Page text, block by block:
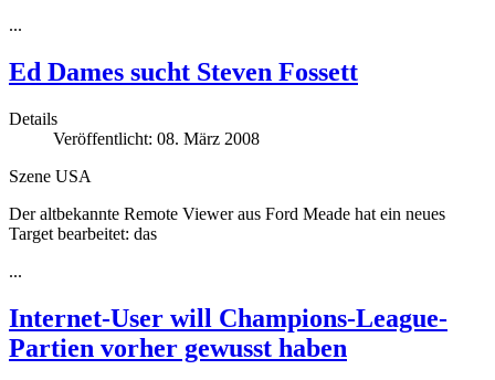
...
Ed Dames sucht Steven Fossett
Details
Veröffentlicht: 08. März 2008
Szene USA
Der altbekannte Remote Viewer aus Ford Meade hat ein neues
Target bearbeitet: das
...
Internet-User will Champions-League-
Partien vorher gewusst haben